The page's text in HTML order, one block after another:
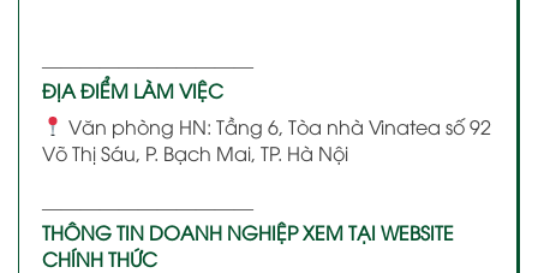
———————————
ĐỊA ĐIỂM LÀM VIỆC
Văn phòng HN: Tầng 6, Tòa nhà Vinatea số 92
Võ Thị Sáu, P. Bạch Mai, TP. Hà Nội
———————————
THÔNG TIN DOANH NGHIỆP XEM TẠI WEBSITE
CHÍNH THỨC